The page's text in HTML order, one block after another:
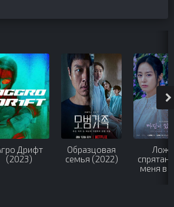
Дрифт
(2023)
Образцовая
семья (2022)
меня в